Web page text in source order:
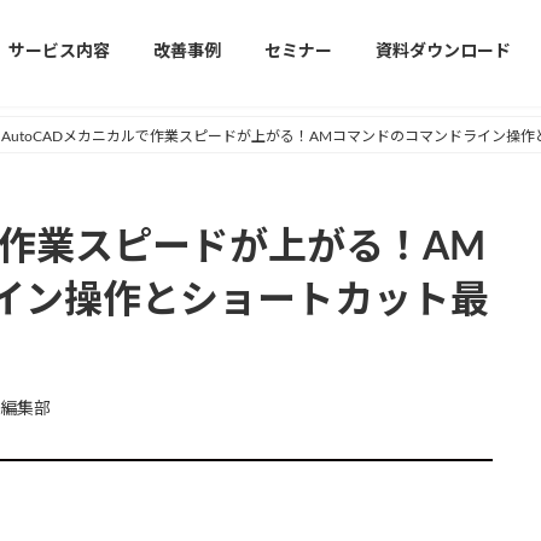
サービス内容 改善事例 セミナー 資料ダウンロード
AutoCADメカニカルで作業スピードが上がる！AMコマンドのコマンドライン操作
業スピードが上がる！AM
ン操作とショートカット最
集部